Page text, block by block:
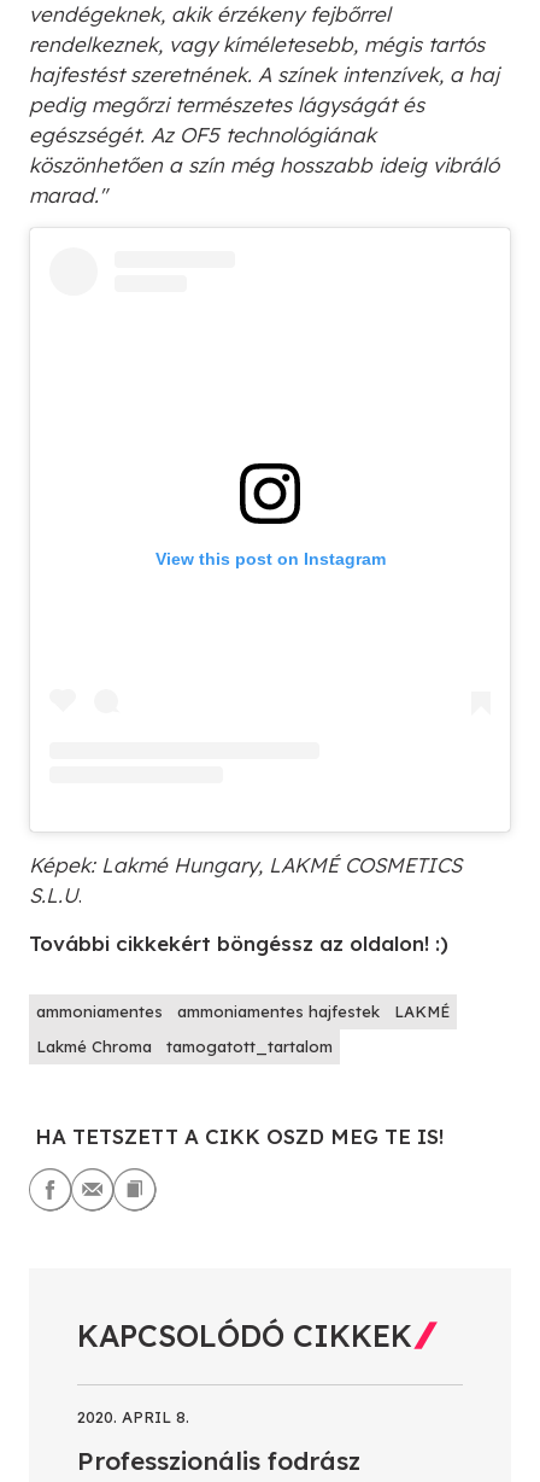
vendégeknek, akik érzékeny fejbőrrel
rendelkeznek, vagy kíméletesebb, mégis tartós
hajfestést szeretnének. A színek intenzívek, a haj
pedig megőrzi természetes lágyságát és
egészségét. Az OF5 technológiának
köszönhetően a szín még hosszabb ideig vibráló
marad."
View this post on Instagram
Képek: Lakmé Hungary, LAKMÉ COSMETICS
S.L.U.
További cikkekért böngéssz az oldalon! :)
ammoniamentes ammoniamentes hajfestek
LAKMÉ
Lakmé Chroma
tamogatott_tartalom
HA TETSZETT A CIKK OSZD MEG TE IS!
KAPCSOLÓDÓ CIKKEK
2020. APRIL 8.
Professzionális fodrász